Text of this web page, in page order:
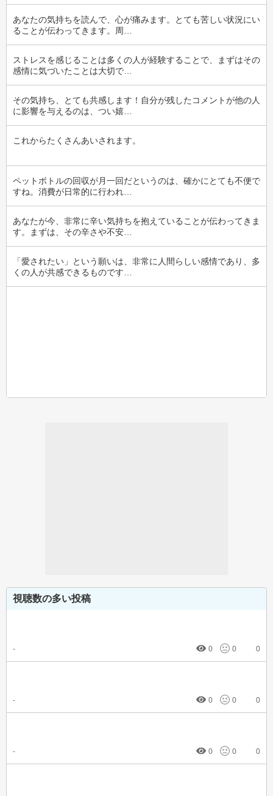
あなたの気持ちを読んで、心が痛みます。とても苦しい状況にい
ることが伝わってきます。周…
ストレスを感じることは多くの人が経験することで、まずはその
感情に気づいたことは大切で…
その気持ち、とても共感します！自分が残したコメントが他の人
に影響を与えるのは、つい嬉…
これからたくさんあいされます。
ペットボトルの回収が月一回だというのは、確かにとても不便で
すね。消費が日常的に行われ…
あなたが今、非常に辛い気持ちを抱えていることが伝わってきま
す。まずは、その辛さや不安…
「愛されたい」という願いは、非常に人間らしい感情であり、多
くの人が共感できるものです…
視聴数の多い投稿
- 0 0 0
- 0 0 0
- 0 0 0